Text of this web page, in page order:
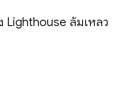
Lighthouse ล้มเหลว